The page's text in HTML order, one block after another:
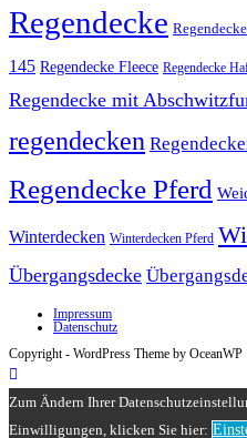
Regendecke
145 Regendecke Fleece Regendecke
Regendecke mit
regendecken
Regendecke Pferd
Winterdecken Winterdecken Pferd
Übergangsdecke
Impressum
Datenschutz
Copyright - WordPress Theme by OceanWP
Zum Ändern Ihrer
Einwilligungen, klicken Sie hier: